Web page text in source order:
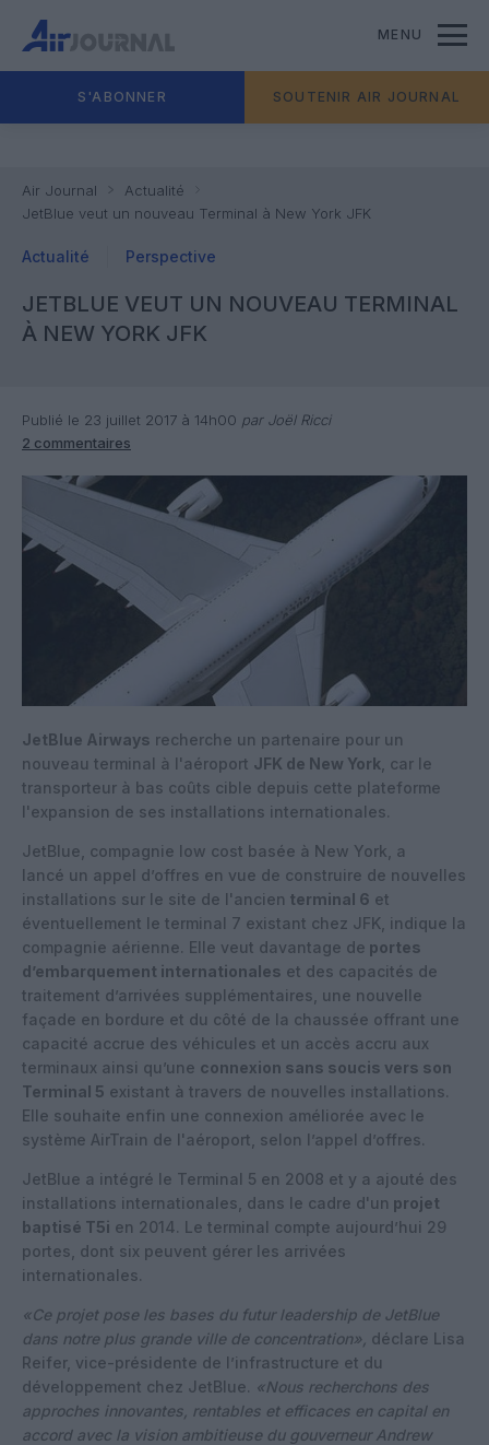
MENU
S'ABONNER SOUTENIR AIR JOURNAL
Air Journal
Actualité
JetBlue veut un nouveau Terminal à New York JFK
Actualité Perspective
JETBLUE VEUT UN NOUVEAU TERMINAL
À NEW YORK JFK
Publié le 23 juillet 2017 à 14h00 par Joël Ricci
2 commentaires
JetBlue Airways recherche un partenaire pour un
nouveau terminal à l'aéroport JFK de New York , car le
transporteur à bas coûts cible depuis cette plateforme
l'expansion de ses installations internationales.
JetBlue, compagnie low cost basée à New York, a
lancé un appel d’offres en vue de construire de nouvelles
installations sur le site de l'ancien terminal 6 et
éventuellement le terminal 7 existant chez JFK, indique la
compagnie aérienne. Elle veut davantage de portes
d’embarquement internationales et des capacités de
traitement d’arrivées supplémentaires, une nouvelle
façade en bordure et du côté de la chaussée offrant une
capacité accrue des véhicules et un accès accru aux
terminaux ainsi qu’une connexion sans soucis vers son
Terminal 5 existant à travers de nouvelles installations.
Elle souhaite enfin une connexion améliorée avec le
système AirTrain de l'aéroport, selon l’appel d’offres.
JetBlue a intégré le Terminal 5 en 2008 et y a ajouté des
installations internationales, dans le cadre d'un projet
baptisé T5i en 2014. Le terminal compte aujourd’hui 29
portes, dont six peuvent gérer les arrivées
internationales.
«Ce projet pose les bases du futur leadership de JetBlue
dans notre plus grande ville de concentration», déclare Lisa
Reifer, vice-présidente de l’infrastructure et du
développement chez JetBlue. «Nous recherchons des
approches innovantes, rentables et efficaces en capital en
accord avec la vision ambitieuse du gouverneur Andrew